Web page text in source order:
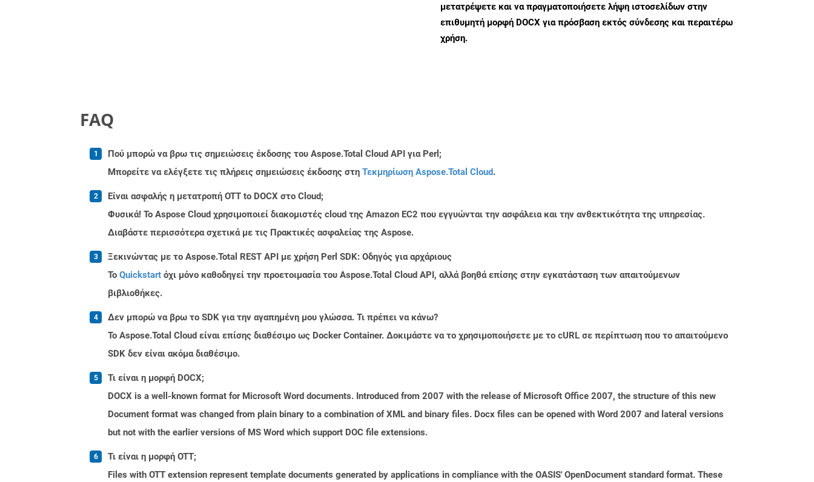
μετατρέψετε και να πραγματοποιήσετε λήψη ιστοσελίδων στην
επιθυμητή μορφή DOCX για πρόσβαση εκτός σύνδεσης και περαιτέρω
χρήση.
FAQ
Πού μπορώ να βρω τις σημειώσεις έκδοσης του Aspose.Total Cloud API για Perl;
Μπορείτε να ελέγξετε τις πλήρεις σημειώσεις έκδοσης στη Τεκμηρίωση Aspose.Total Cloud.
Είναι ασφαλής η μετατροπή OTT to DOCX στο Cloud;
Φυσικά! Το Aspose Cloud χρησιμοποιεί διακομιστές cloud της Amazon EC2 που εγγυώνται την ασφάλεια και την ανθεκτικότητα της υπηρεσίας.
Διαβάστε περισσότερα σχετικά με τις Πρακτικές ασφαλείας της Aspose.
Ξεκινώντας με το Aspose.Total REST API με χρήση Perl SDK: Οδηγός για αρχάριους
Το Quickstart όχι μόνο καθοδηγεί την προετοιμασία του Aspose.Total Cloud API, αλλά βοηθά επίσης στην εγκατάσταση των απαιτούμενων
βιβλιοθήκες.
Δεν μπορώ να βρω το SDK για την αγαπημένη μου γλώσσα. Τι πρέπει να κάνω?
Το Aspose.Total Cloud είναι επίσης διαθέσιμο ως Docker Container. Δοκιμάστε να το χρησιμοποιήσετε με το cURL σε περίπτωση που το απαιτούμενο
SDK δεν είναι ακόμα διαθέσιμο.
Τι είναι η μορφή DOCX;
DOCX is a well-known format for Microsoft Word documents. Introduced from 2007 with the release of Microsoft Office 2007, the structure of this new
Document format was changed from plain binary to a combination of XML and binary files. Docx files can be opened with Word 2007 and lateral versions
but not with the earlier versions of MS Word which support DOC file extensions.
Τι είναι η μορφή OTT;
Files with OTT extension represent template documents generated by applications in compliance with the OASIS' OpenDocument standard format. These